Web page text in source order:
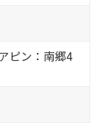
ピン：南郷4